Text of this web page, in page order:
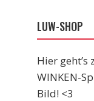
LUW-SHOP
Hier geht’s
WINKEN-
Bild! <3